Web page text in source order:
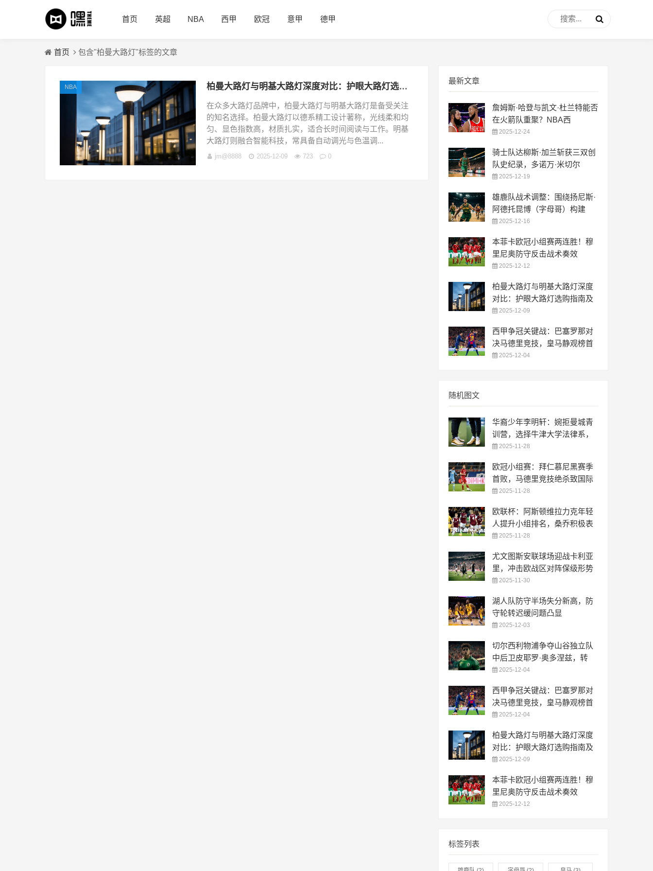
首页 英超 NBA 西甲 欧冠 意甲 德甲
首页 包含"柏曼大路灯"标签的文章
NBA 柏曼大路灯与明基大路灯深度对比：护眼大路灯选购指南及热门品牌推荐
在众多大路灯品牌中，柏曼大路灯与明基大路灯是备受关注
的知名选择。柏曼大路灯以德系精工设计著称，光线柔和均
匀、显色指数高，材质扎实，适合长时间阅读与工作。明基
大路灯则融合智能科技，常具备自动调光与色温调...
jm@8888 2025-12-09 723 0
最新文章
詹姆斯·哈登与凯文·杜兰特能否
在火箭队重聚？NBA西
2025-12-24
骑士队达柳斯·加兰斩获三双创
队史纪录，多诺万·米切尔
2025-12-19
雄鹿队战术调整：围绕扬尼斯·
阿德托昆博（字母哥）构建
2025-12-16
本菲卡欧冠小组赛两连胜！穆
里尼奥防守反击战术奏效
2025-12-12
柏曼大路灯与明基大路灯深度
对比：护眼大路灯选购指南及
2025-12-09
西甲争冠关键战：巴塞罗那对
决马德里竞技，皇马静观榜首
2025-12-04
随机图文
华裔少年李明轩：婉拒曼城青
训营，选择牛津大学法律系，
2025-11-28
欧冠小组赛：拜仁慕尼黑赛季
首败，马德里竞技绝杀致国际
2025-11-28
欧联杯：阿斯顿维拉力克年轻
人提升小组排名，桑乔积极表
2025-11-28
尤文图斯安联球场迎战卡利亚
里，冲击欧战区对阵保级形势
2025-11-30
湖人队防守半场失分新高，防
守轮转迟缓问题凸显
2025-12-03
切尔西利物浦争夺山谷独立队
中后卫皮耶罗·奥多涅兹，转
2025-12-04
西甲争冠关键战：巴塞罗那对
决马德里竞技，皇马静观榜首
2025-12-04
柏曼大路灯与明基大路灯深度
对比：护眼大路灯选购指南及
2025-12-09
本菲卡欧冠小组赛两连胜！穆
里尼奥防守反击战术奏效
2025-12-12
标签列表